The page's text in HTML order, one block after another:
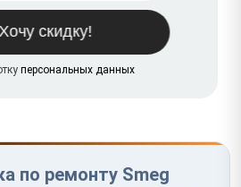
персональных данных
по ремонту Smeg